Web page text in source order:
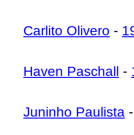
Carlito Olivero -
Haven Paschall -
Juninho Paulista